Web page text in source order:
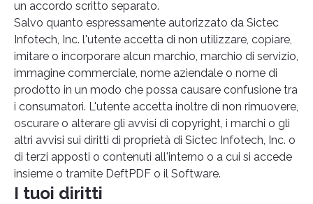
un accordo scritto separato.
Salvo quanto espressamente autorizzato da Sictec
Infotech, Inc. l'utente accetta di non utilizzare, copiare,
imitare o incorporare alcun marchio, marchio di servizio,
immagine commerciale, nome aziendale o nome di
prodotto in un modo che possa causare confusione tra
i consumatori. L'utente accetta inoltre di non rimuovere,
oscurare o alterare gli avvisi di copyright, i marchi o gli
altri avvisi sui diritti di proprietà di Sictec Infotech, Inc. o
di terzi apposti o contenuti all'interno o a cui si accede
insieme o tramite DeftPDF o il Software.
I tuoi diritti